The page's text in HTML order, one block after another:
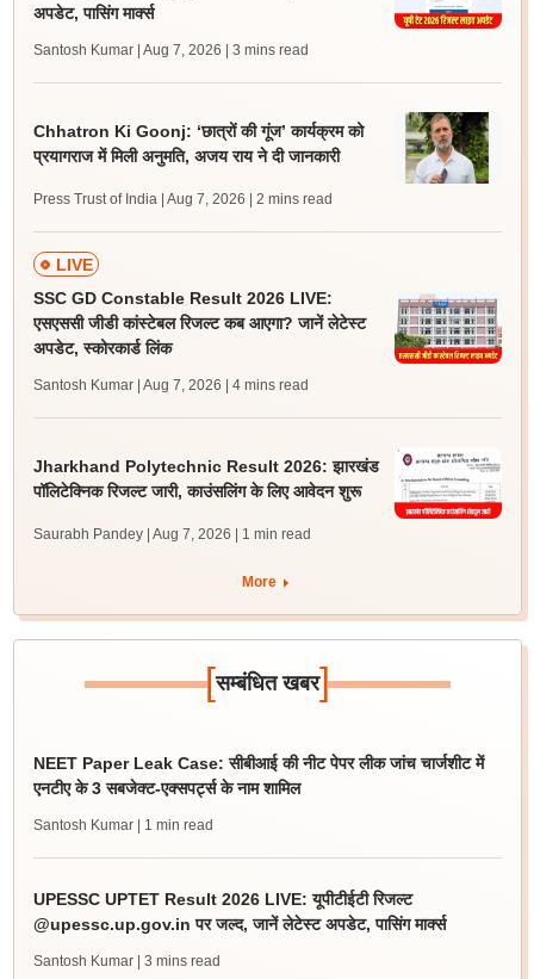
अपडेट, पासिंग मार्क्स
Santosh Kumar | Aug 7, 2026 | 3 mins read
Chhatron Ki Goonj: ‘छात्रों की गूंज’ कार्यक्रम को
प्रयागराज में मिली अनुमति, अजय राय ने दी जानकारी
Press Trust of India | Aug 7, 2026 | 2 mins read
LIVE
SSC GD Constable Result 2026 LIVE:
एसएससी जीडी कांस्टेबल रिजल्ट कब आएगा? जानें लेटेस्ट
अपडेट, स्कोरकार्ड लिंक
Santosh Kumar | Aug 7, 2026 | 4 mins read
Jharkhand Polytechnic Result 2026: झारखंड
पॉलिटेक्निक रिजल्ट जारी, काउंसलिंग के लिए आवेदन शुरू
Saurabh Pandey | Aug 7, 2026 | 1 min read
More
[सम्बंधित खबर]
NEET Paper Leak Case: सीबीआई की नीट पेपर लीक जांच चार्जशीट में
एनटीए के 3 सबजेक्ट-एक्सपर्ट्स के नाम शामिल
Santosh Kumar | 1 min read
UPESSC UPTET Result 2026 LIVE: यूपीटीईटी रिजल्ट
@upessc.up.gov.in पर जल्द, जानें लेटेस्ट अपडेट, पासिंग मार्क्स
Santosh Kumar | 3 mins read